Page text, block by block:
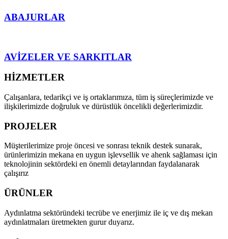
ABAJURLAR
AVİZELER VE SARKITLAR
HİZMETLER
Çalışanlara, tedarikçi ve iş ortaklarımıza, tüm iş süreçlerimizde ve
ilişkilerimizde doğruluk ve dürüstlük öncelikli değerlerimizdir.
PROJELER
Müşterilerimize proje öncesi ve sonrası teknik destek sunarak,
ürünlerimizin mekana en uygun işlevsellik ve ahenk sağlaması için
teknolojinin sektördeki en önemli detaylarından faydalanarak
çalışırız
ÜRÜNLER
Aydınlatma sektöründeki tecrübe ve enerjimiz ile iç ve dış mekan
aydınlatmaları üretmekten gurur duyarız.